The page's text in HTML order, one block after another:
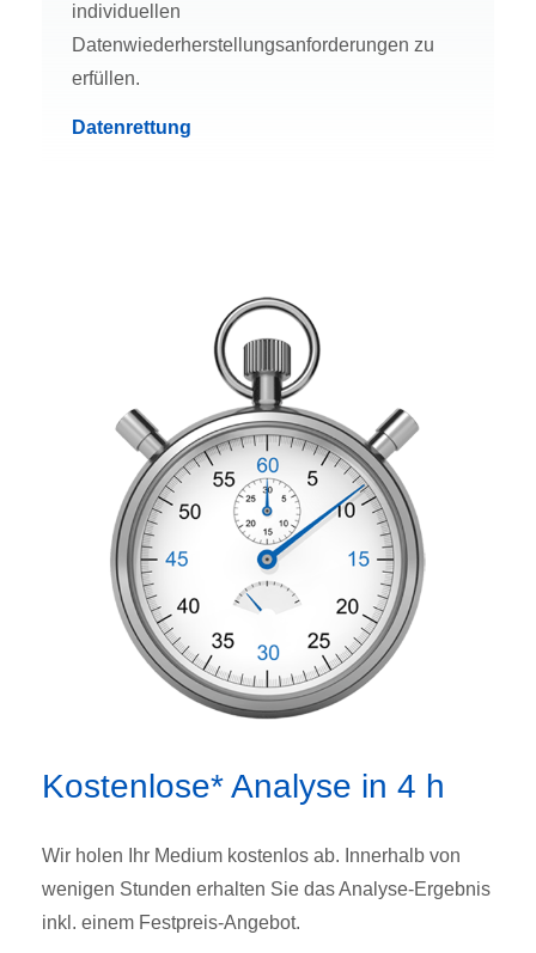
individuellen
Datenwiederherstellungsanforderungen zu
erfüllen.
Datenrettung
Kostenlose* Analyse in 4 h
Wir holen Ihr Medium kostenlos ab. Innerhalb von
wenigen Stunden erhalten Sie das Analyse-Ergebnis
inkl. einem Festpreis-Angebot.